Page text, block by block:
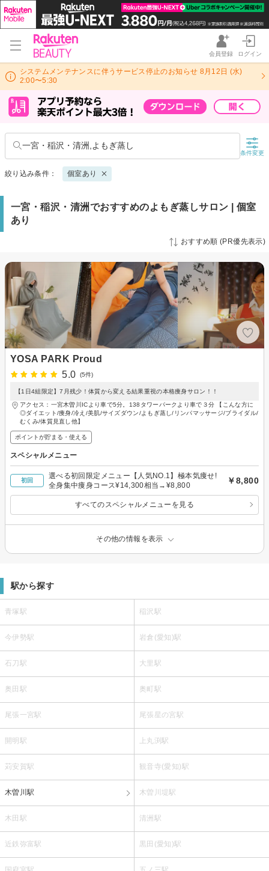
会員登録 ログイン
システムメンテナンスに伴うサービス停止のお知らせ 8月12日 (水)
2:00〜5:30
一宮・稲沢・清洲,よもぎ蒸し
条件変更
絞り込み条件： 個室あり
一宮・稲沢・清洲でおすすめのよもぎ蒸しサロン | 個室
あり
おすすめ順 (PR優先表示)
YOSA PARK Proud
5.0
(5件)
【1日4組限定】7月残少！体質から変える結果重視の本格痩身サロン！！
アクセス：一宮木曽川ICより車で5分。138タワーパークより車で３分 【こんな方に
◎ダイエット/痩身/冷え/美肌/サイズダウン/よもぎ蒸し/リンパマッサージ/ブライダル/
むくみ/体質見直し他】
ポイントが貯まる・使える
スペシャルメニュー
初回
選べる初回限定メニュー【人気NO.1】極本気痩せ!
全身集中痩身コース¥14,300相当→¥8,800
￥8,800
すべてのスペシャルメニューを見る
その他の情報を表示
駅から探す
青塚駅 稲沢駅
今伊勢駅 岩倉(愛知)駅
石刀駅 大里駅
奥田駅 奥町駅
尾張一宮駅 尾張星の宮駅
開明駅 上丸渕駅
苅安賀駅 観音寺(愛知)駅
木曽川駅 木曽川堤駅
木田駅 清洲駅
近鉄弥富駅 黒田(愛知)駅